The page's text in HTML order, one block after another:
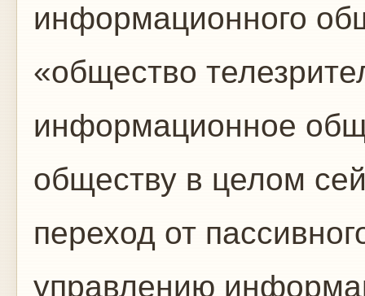
информационного
«общество
информационное
обществу в целом
переход от
управлению